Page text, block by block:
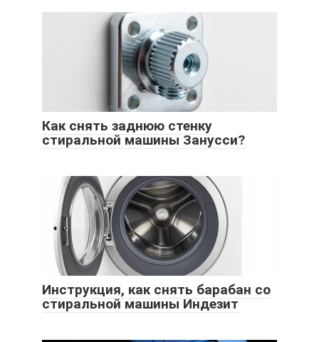
Как снять заднюю стенку
стиральной машины Занусси?
Инструкция, как снять барабан со
стиральной машины Индезит